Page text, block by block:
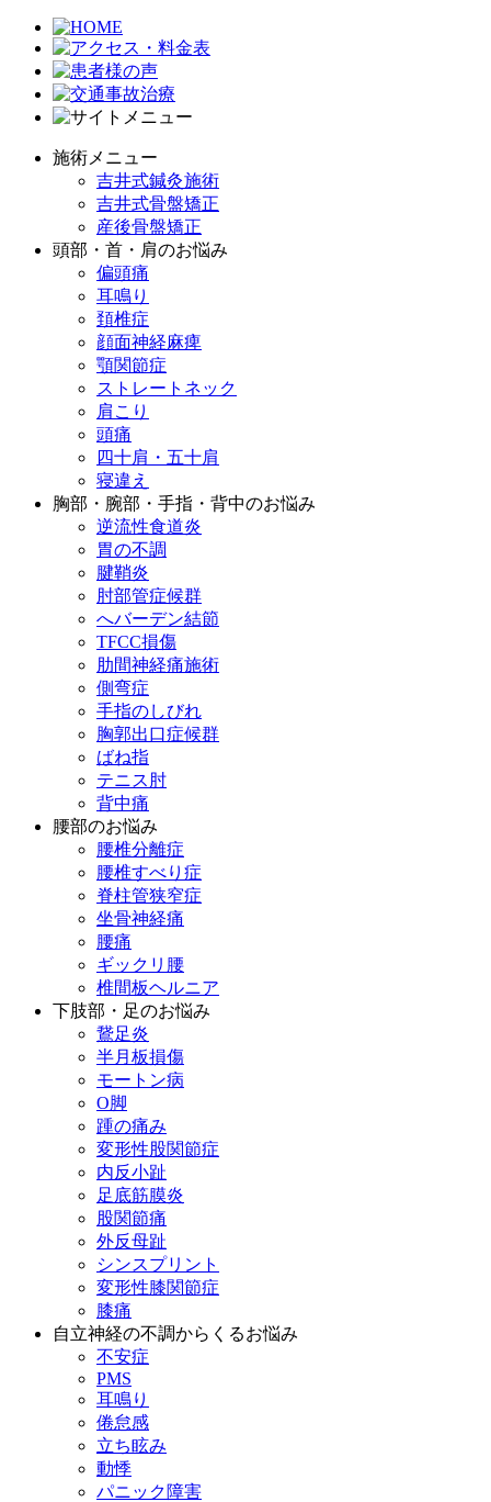
施術メニュー
吉井式鍼灸施術
吉井式骨盤矯正
産後骨盤矯正
頭部・首・肩のお悩み
偏頭痛
耳鳴り
頚椎症
顔面神経麻痺
顎関節症
ストレートネック
肩こり
頭痛
四十肩・五十肩
寝違え
胸部・腕部・手指・背中のお悩み
逆流性食道炎
胃の不調
腱鞘炎
肘部管症候群
へバーデン結節
TFCC損傷
肋間神経痛施術
側弯症
手指のしびれ
胸郭出口症候群
ばね指
テニス肘
背中痛
腰部のお悩み
腰椎分離症
腰椎すべり症
脊柱管狭窄症
坐骨神経痛
腰痛
ギックリ腰
椎間板ヘルニア
下肢部・足のお悩み
鵞足炎
半月板損傷
モートン病
O脚
踵の痛み
変形性股関節症
内反小趾
足底筋膜炎
股関節痛
外反母趾
シンスプリント
変形性膝関節症
膝痛
自立神経の不調からくるお悩み
不安症
PMS
耳鳴り
倦怠感
立ち眩み
動悸
パニック障害